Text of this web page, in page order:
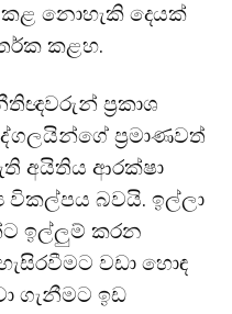
කළ නොහැකි දෙයක්
කළහ.
ප්‍රකාශ
ප්‍රමාණවත්
අයිතිය ආරක්ෂා
විකල්පය බවයි. ඉල්ලා
ඉල්ලුම් කරන
වඩා හොඳ
ගැනීමට ඉඩ